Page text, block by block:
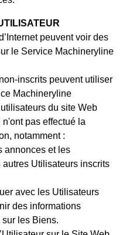
peuvent voir des
le Service Machineryline
inscrits peuvent utiliser
Machineryline
du site Web
pas effectué la
notamment :
annonces et les
Utilisateurs inscrits
avec les Utilisateurs
des informations
les Biens.